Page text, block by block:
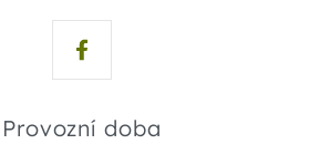
Provozní doba